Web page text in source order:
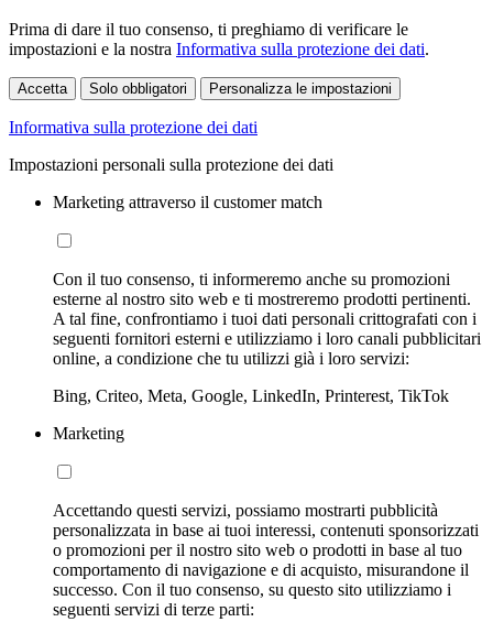
Prima di dare il tuo consenso, ti preghiamo di verificare le
impostazioni e la nostra Informativa sulla protezione dei dati.
Accetta Solo obbligatori Personalizza le impostazioni
Informativa sulla protezione dei dati
Impostazioni personali sulla protezione dei dati
Marketing attraverso il customer match
Con il tuo consenso, ti informeremo anche su promozioni
esterne al nostro sito web e ti mostreremo prodotti pertinenti.
A tal fine, confrontiamo i tuoi dati personali crittografati con i
seguenti fornitori esterni e utilizziamo i loro canali pubblicitari
online, a condizione che tu utilizzi già i loro servizi:
Bing, Criteo, Meta, Google, LinkedIn, Printerest, TikTok
Marketing
Accettando questi servizi, possiamo mostrarti pubblicità
personalizzata in base ai tuoi interessi, contenuti sponsorizzati
o promozioni per il nostro sito web o prodotti in base al tuo
comportamento di navigazione e di acquisto, misurandone il
successo. Con il tuo consenso, su questo sito utilizziamo i
seguenti servizi di terze parti: